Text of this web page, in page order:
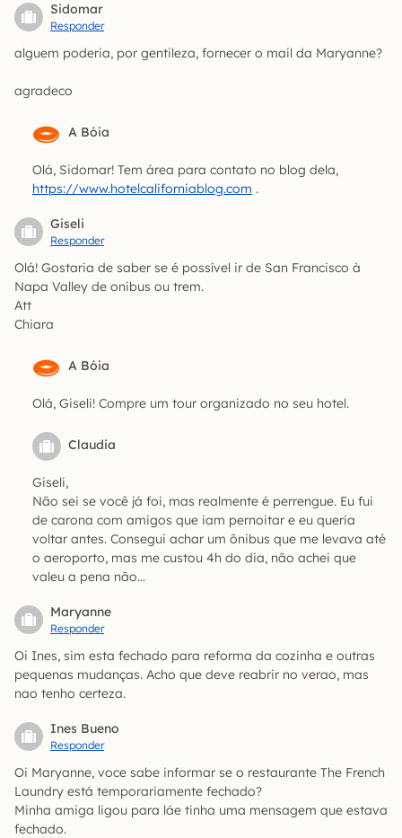
Sidomar
Responder
alguem poderia, por gentileza, fornecer o mail da Maryanne?
agradeco
A Bóia
Olá, Sidomar! Tem área para contato no blog dela,
https://www.hotelcaliforniablog.com .
Giseli
Responder
Olá! Gostaria de saber se é possível ir de San Francisco à
Napa Valley de onibus ou trem.
Att
Chiara
A Bóia
Olá, Giseli! Compre um tour organizado no seu hotel.
Claudia
Giseli,
Não sei se você já foi, mas realmente é perrengue. Eu fui
de carona com amigos que iam pernoitar e eu queria
voltar antes. Consegui achar um ônibus que me levava até
o aeroporto, mas me custou 4h do dia, não achei que
valeu a pena não…
Maryanne
Responder
Oi Ines, sim esta fechado para reforma da cozinha e outras
pequenas mudanças. Acho que deve reabrir no verao, mas
nao tenho certeza.
Ines Bueno
Responder
Oi Maryanne, voce sabe informar se o restaurante The French
Laundry está temporariamente fechado?
Minha amiga ligou para láe tinha uma mensagem que estava
fechado.